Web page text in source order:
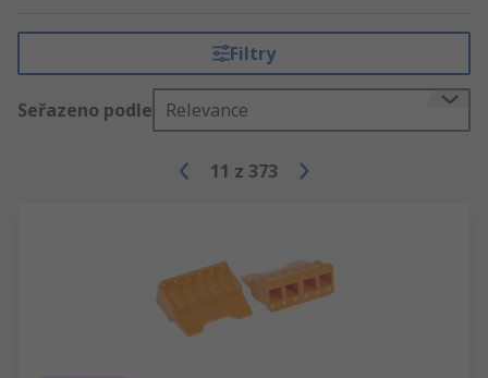
Filtry
Seřazeno podle Relevance
11 z 373